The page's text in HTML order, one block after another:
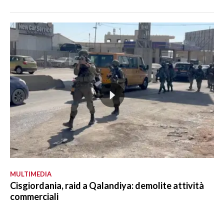
MULTIMEDIA
Cisgiordania, raid a Qalandiya: demolite attività
commerciali